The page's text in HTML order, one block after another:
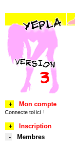
+ Mon compte
Connecte toi ici !
+
Inscription
-
Membres